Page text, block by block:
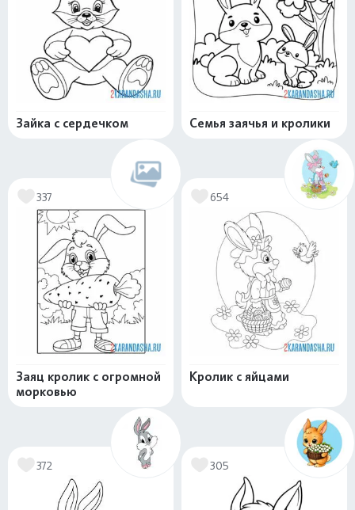
Зайка с сердечком Семья заячья и кролики
337
Заяц кролик с огромной
морковью
654
Кролик с яйцами
372 305